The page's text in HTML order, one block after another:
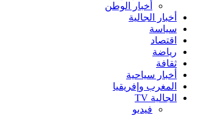
أخبار الوطن
أخبار الجالية
سياسة
اقتصاد
رياضة
ثقافة
أخبار سياحية
المغرب وإفريقيا
الجالية TV
فيديو